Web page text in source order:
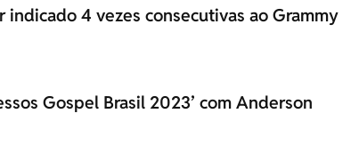
indicado 4 vezes consecutivas ao Grammy
Gospel Brasil 2023’ com Anderson